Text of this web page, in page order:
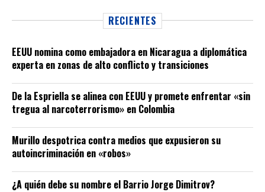
RECIENTES
EEUU nomina como embajadora en Nicaragua a diplomática
experta en zonas de alto conflicto y transiciones
De la Espriella se alinea con EEUU y promete enfrentar «sin
tregua al narcoterrorismo» en Colombia
Murillo despotrica contra medios que expusieron su
autoincriminación en «robos»
¿A quién debe su nombre el Barrio Jorge Dimitrov?